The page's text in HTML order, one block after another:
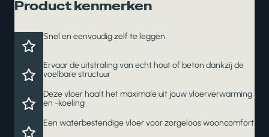
Product kenmerken
Snel en eenvoudig zelf te leggen
Ervaar de uitstraling van echt hout of beton dankzij de
voelbare structuur
Deze vloer haalt het maximale uit jouw vloerverwarming
en -koeling
Een waterbestendige vloer voor zorgeloos wooncomfort